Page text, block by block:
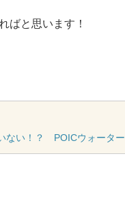
ばと思います！
ない！？ POICウォーター